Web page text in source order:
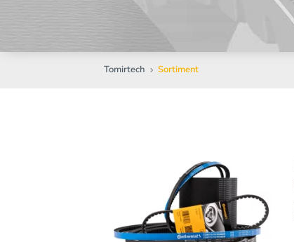
Tomirtech 5 Sortiment